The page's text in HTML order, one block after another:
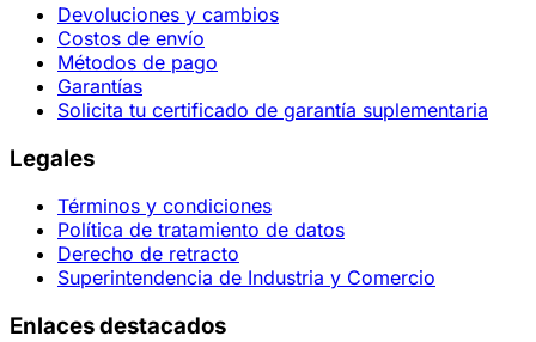
Devoluciones y cambios
Costos de envío
Métodos de pago
Garantías
Solicita tu certificado de garantía suplementaria
Legales
Términos y condiciones
Política de tratamiento de datos
Derecho de retracto
Superintendencia de Industria y Comercio
Enlaces destacados